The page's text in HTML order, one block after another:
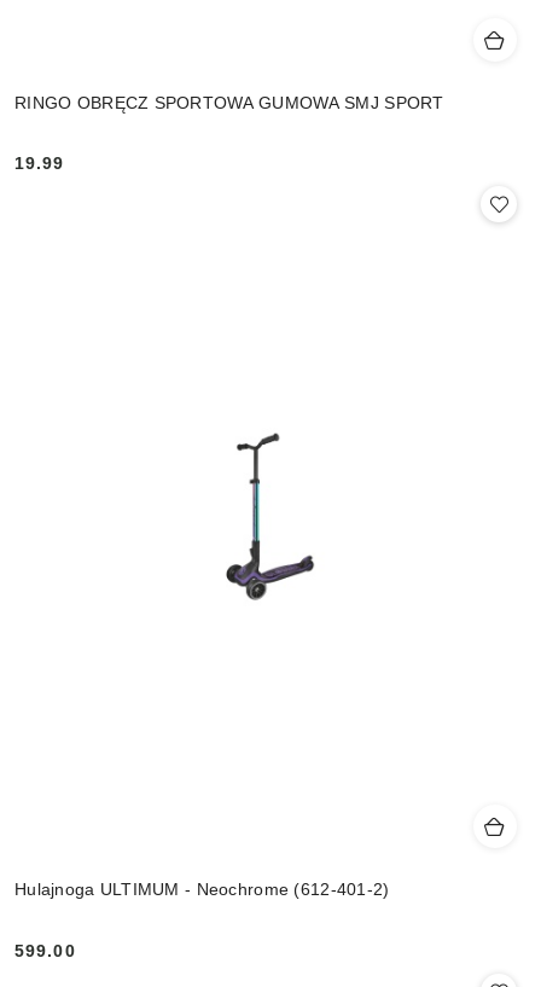
RINGO OBRĘCZ SPORTOWA GUMOWA SMJ SPORT
Cena:
19.99
Hulajnoga ULTIMUM - Neochrome (612-401-2)
Cena:
599.00